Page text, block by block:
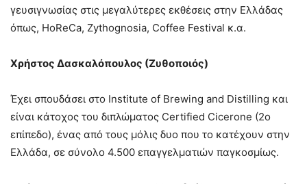
γευσιγνωσίας στις μεγαλύτερες εκθέσεις στην Ελλάδας
όπως, HoReCa, Zythognosia, Coffee Festival κ.α.
Χρήστος Δασκαλόπουλος (Ζυθοποιός)
Έχει σπουδάσει στο Institute of Brewing and Distilling και
είναι κάτοχος του διπλώματος Certified Cicerone (2ο
επίπεδο), ένας από τους μόλις δυο που το κατέχουν στην
Ελλάδα, σε σύνολο 4.500 επαγγελματιών παγκοσμίως.